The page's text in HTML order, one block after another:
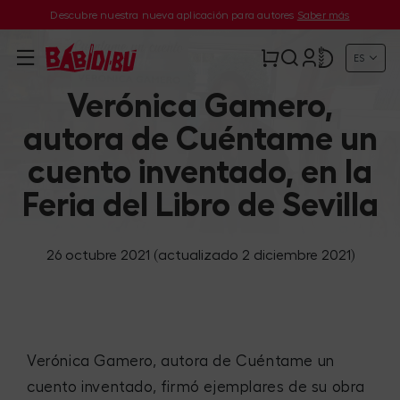
Descubre nuestra nueva aplicación para autores Saber más
ES
Verónica Gamero,
autora de Cuéntame un
cuento inventado, en la
Feria del Libro de Sevilla
26 octubre 2021 (actualizado 2 diciembre 2021)
Verónica Gamero, autora de Cuéntame un
cuento inventado, firmó ejemplares de su obra